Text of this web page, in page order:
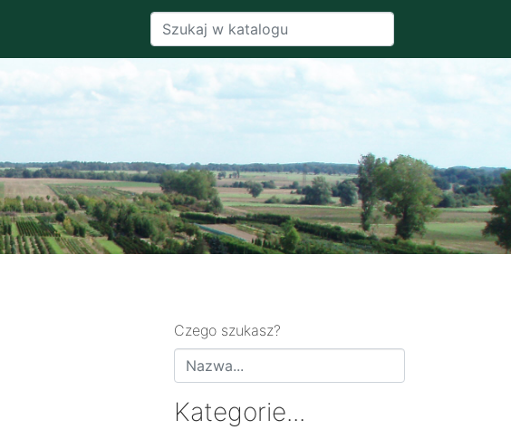
Czego szukasz?
Kategorie...